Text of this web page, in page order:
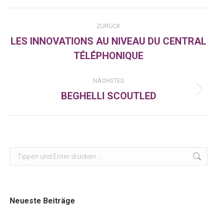
Kommentarnavigation
ZURÜCK
Vorheriger
Beitrag:
LES INNOVATIONS AU NIVEAU DU CENTRAL
TÉLÉPHONIQUE
NÄCHSTES
Nächster
BEGHELLI SCOUTLED
Search:
Neueste Beiträge